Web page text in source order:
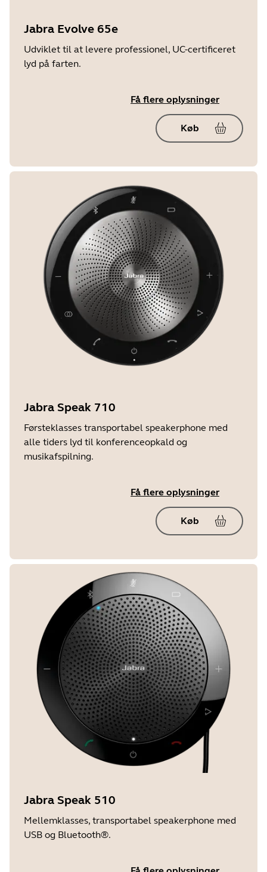
Jabra Evolve 65e
Udviklet til at levere professionel, UC-certificeret
lyd på farten.
Få flere oplysninger
Køb
Jabra Speak 710
Førsteklasses transportabel speakerphone med
alle tiders lyd til konferenceopkald og
musikafspilning.
Få flere oplysninger
Køb
Jabra Speak 510
Mellemklasses, transportabel speakerphone med
USB og Bluetooth®.